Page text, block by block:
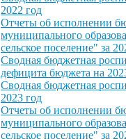
2022 год
Отчеты об исполнении
муниципального
сельское поселение" за
Сводная бюджетная
дефицита бюджета на
Сводная бюджетная
2023 год
Отчеты об исполнении
муниципального
сельское поселение" за